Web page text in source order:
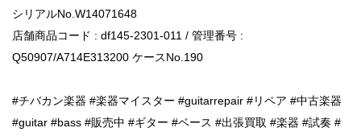
シリアルNo.W14071648
店舗商品コード : df145-2301-011 / 管理番号 :
Q50907/A714E313200 ケースNo.190
#チバカン楽器 #楽器マイスター #guitarrepair #リペア #中古楽器
#guitar #bass #販売中 #ギター #ベース #出張買取 #楽器 #試奏 #